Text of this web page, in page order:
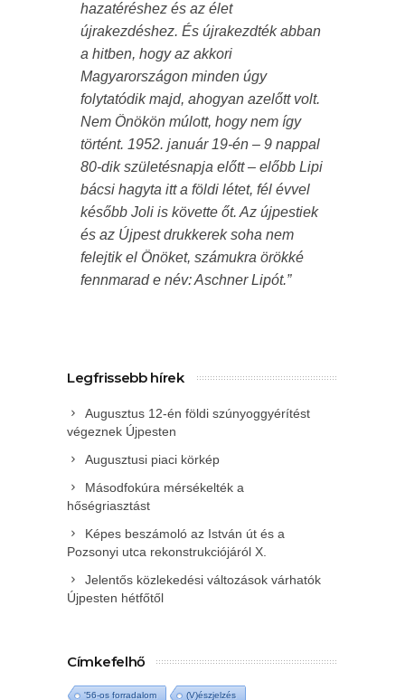
hazatéréshez és az élet
újrakezdéshez. És újrakezdték abban
a hitben, hogy az akkori
Magyarországon minden úgy
folytatódik majd, ahogyan azelőtt volt.
Nem Önökön múlott, hogy nem így
történt. 1952. január 19-én – 9 nappal
80-dik születésnapja előtt – előbb Lipi
bácsi hagyta itt a földi létet, fél évvel
később Joli is követte őt. Az újpestiek
és az Újpest drukkerek soha nem
felejtik el Önöket, számukra örökké
fennmarad e név: Aschner Lipót.”
Legfrissebb hírek
Augusztus 12-én földi szúnyoggyérítést
végeznek Újpesten
Augusztusi piaci körkép
Másodfokúra mérsékelték a
hőségriasztást
Képes beszámoló az István út és a
Pozsonyi utca rekonstrukciójáról X.
Jelentős közlekedési változások várhatók
Újpesten hétfőtől
Címkefelhő
'56-os forradalom (V)észjelzés